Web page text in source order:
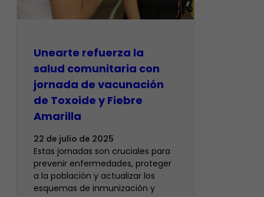
Unearte refuerza la
salud comunitaria con
jornada de vacunación
de Toxoide y Fiebre
Amarilla
22 de julio de 2025
Estas jornadas son cruciales para
prevenir enfermedades, proteger
a la población y actualizar los
esquemas de inmunización y